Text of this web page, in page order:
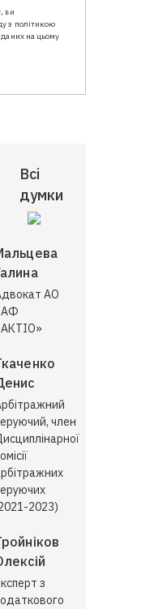
ви
з політикою
даних на цьому
Всі
думки
АО
член
2023)
з